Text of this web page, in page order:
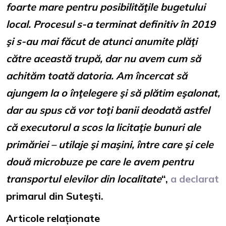
foarte mare pentru posibilităţile bugetului
local. Procesul s-a terminat definitiv în 2019
şi s-au mai făcut de atunci anumite plăţi
către această trupă, dar nu avem cum să
achităm toată datoria. Am încercat să
ajungem la o înţelegere şi să plătim eşalonat,
dar au spus că vor toţi banii deodată astfel
că executorul a scos la licitaţie bunuri ale
primăriei – utilaje şi maşini, între care şi cele
două microbuze pe care le avem pentru
transportul elevilor din localitate“, a declarat
primarul din Suteşti.
Articole relaționate